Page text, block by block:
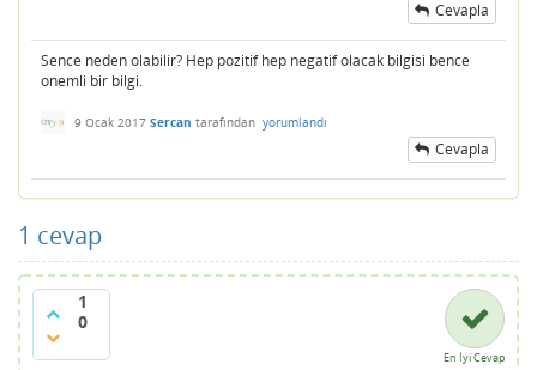
Cevapla
Sence neden olabilir? Hep pozitif hep negatif olacak bilgisi bence
onemli bir bilgi.
9 Ocak 2017 Sercan tarafından yorumlandı
Cevapla
1 cevap
1
0
En İyi Cevap